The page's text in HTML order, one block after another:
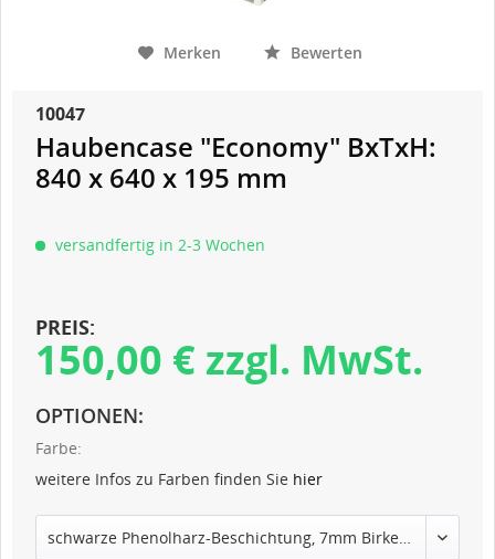
Merken Bewerten
10047
Haubencase "Economy" BxTxH:
840 x 640 x 195 mm
versandfertig in 2-3 Wochen
PREIS:
150,00 € zzgl. MwSt.
OPTIONEN:
Farbe:
weitere Infos zu Farben finden Sie hier